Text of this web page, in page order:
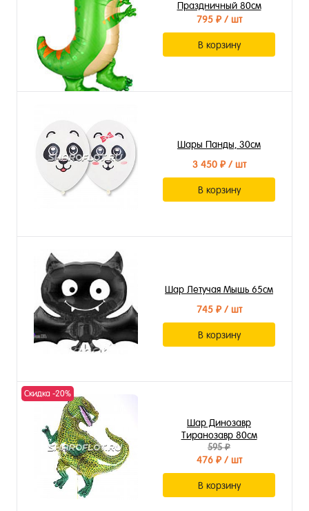
Праздничный 80см
795 ₽/ шт
В корзину
Шары Панды, 30см
3 450 ₽/ шт
В корзину
Шар Летучая Мышь 65см
745 ₽/ шт
В корзину
Скидка -20%
Шар Динозавр
Тиранозавр 80см
595 ₽
476 ₽/ шт
В корзину